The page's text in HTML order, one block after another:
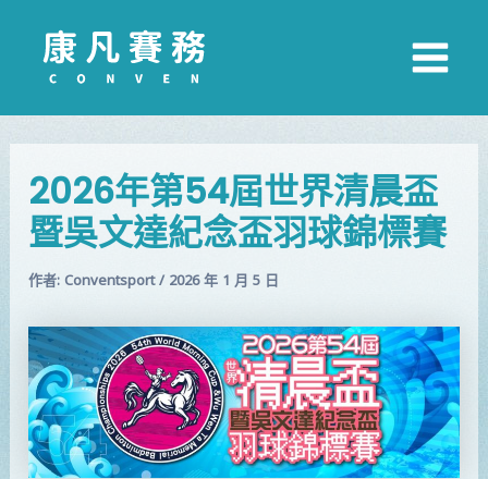
Menu
2026年第54屆世界清晨盃
暨吳文達紀念盃羽球錦標賽
作者: Conventsport/ 2026 年 1 月 5 日